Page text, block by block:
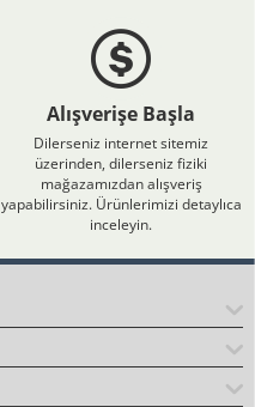
Alışverişe Başla
Dilerseniz internet sitemiz
üzerinden, dilerseniz fiziki
mağazamızdan alışveriş
yapabilirsiniz. Ürünlerimizi detaylıca
inceleyin.